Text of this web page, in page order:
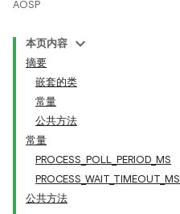
AOSP
本页内容
摘要
嵌套的类
常量
公共方法
常量
PROCESS_POLL_PERIOD_MS
PROCESS_WAIT_TIMEOUT_MS
公共方法